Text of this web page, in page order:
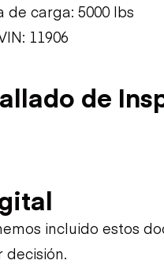
carga: 5000 lbs
11906
de
incluido estos
decisión.